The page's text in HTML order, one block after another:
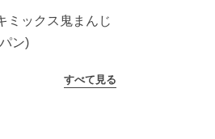
ミックス鬼まんじ
ン)
すべて見る